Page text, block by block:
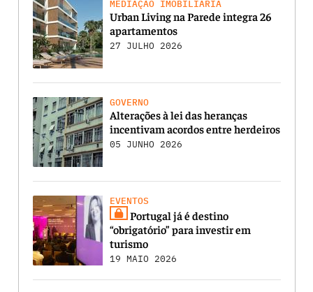
MEDIAÇÃO IMOBILIÁRIA
Urban Living na Parede integra 26
apartamentos
27 JULHO 2026
GOVERNO
Alterações à lei das heranças
incentivam acordos entre herdeiros
05 JUNHO 2026
EVENTOS
Portugal já é destino
“obrigatório” para investir em
turismo
19 MAIO 2026